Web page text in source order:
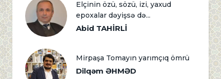
Elçinin özü, sözü, izi, yaxud
epoxalar dəyişsə də...
Abid TAHİRLİ
Mirpaşa Tomayın yarımçıq ömrü
Dilqəm ƏHMƏD